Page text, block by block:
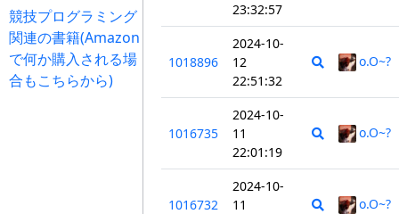
競技プログラミング
関連の書籍(Amazon
で何か購入される場
合もこちらから)
23:32:57
1018896
2024-10-
12
22:51:32
o.O~?
1016735
2024-10-
11
22:01:19
o.O~?
1016732
2024-10-
11
o.O~?